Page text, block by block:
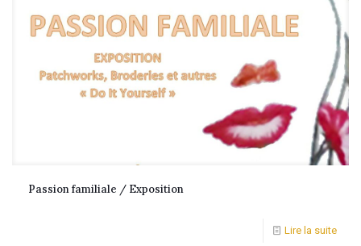
Passion familiale / Exposition
Lire la suite